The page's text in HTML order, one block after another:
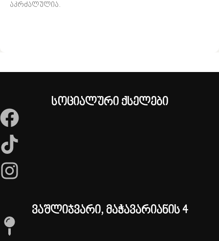
აკრძალულია.
სოციალური ქსელები
ვაშლიჯვარი, მაჭავარიანის 4